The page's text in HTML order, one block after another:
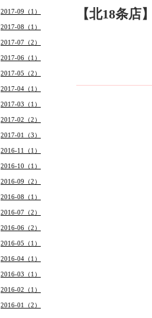
【北18条
2017-09（1）
2017-08（1）
2017-07（2）
2017-06（1）
2017-05（2）
2017-04（1）
2017-03（1）
2017-02（2）
2017-01（3）
2016-11（1）
2016-10（1）
2016-09（2）
2016-08（1）
2016-07（2）
2016-06（2）
2016-05（1）
2016-04（1）
2016-03（1）
2016-02（1）
2016-01（2）